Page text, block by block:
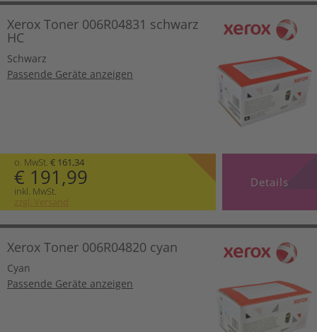
Xerox Toner 006R04831 schwarz
HC
Schwarz
Passende Geräte anzeigen
o. MwSt. € 161,34
€ 191,99
inkl. MwSt.
zzgl. Versand
Details
Xerox Toner 006R04820 cyan
Cyan
Passende Geräte anzeigen